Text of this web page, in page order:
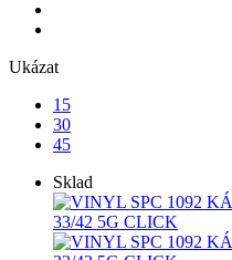
Ukázat
15
30
45
Sklad